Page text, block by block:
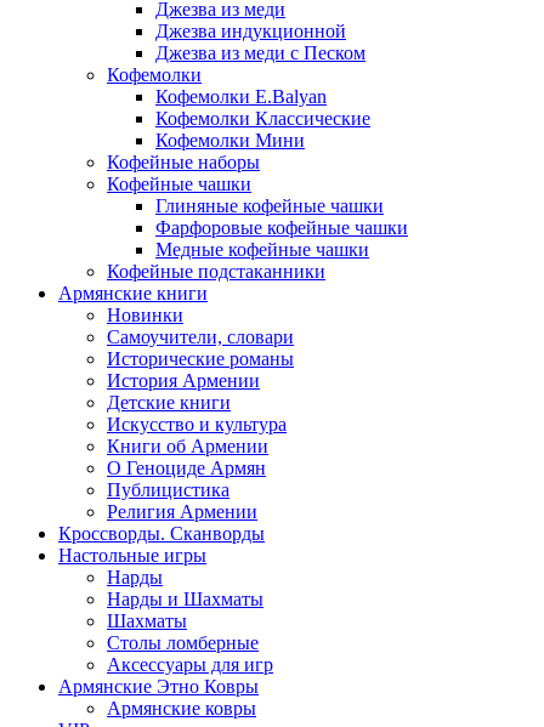
Джезва из меди
Джезва индукционной
Джезва из меди с Песком
Кофемолки
Кофемолки E.Balyan
Кофемолки Классические
Кофемолки Мини
Кофейные наборы
Кофейные чашки
Глиняные кофейные чашки
Фарфоровые кофейные чашки
Медные кофейные чашки
Кофейные подстаканники
Армянские книги
Новинки
Самоучители, словари
Исторические романы
История Армении
Детские книги
Иcкусство и культура
Книги об Армении
О Геноциде Армян
Публицистика
Религия Армении
Кроссворды. Сканворды
Настольные игры
Нарды
Нарды и Шахматы
Шахматы
Столы ломберные
Аксессуары для игр
Армянские Этно Ковры
Армянские ковры